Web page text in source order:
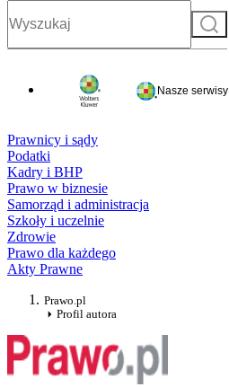
Szukaj
Nasze serwisy
Prawnicy i sądy
Podatki
Kadry i BHP
Prawo w biznesie
Samorząd i administracja
Szkoły i uczelnie
Zdrowie
Prawo dla każdego
Akty Prawne
Prawo.pl
Profil autora